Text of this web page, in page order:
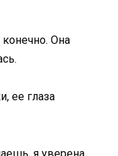
Она
ее глаза
я уверена,